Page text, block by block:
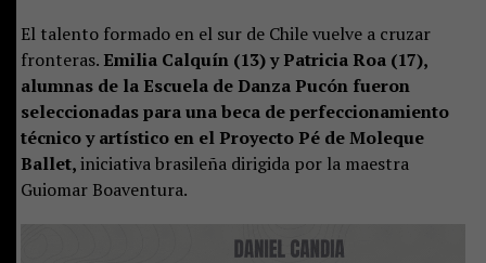
El talento formado en el sur de Chile vuelve a cruzar
fronteras. Emilia Calquín (13) y Patricia Roa (17),
alumnas de la Escuela de Danza Pucón fueron
seleccionadas para una beca de perfeccionamiento
técnico y artístico en el Proyecto Pé de Moleque
Ballet,iniciativa brasileña dirigida por la maestra
Guiomar Boaventura.